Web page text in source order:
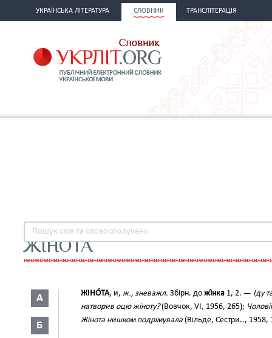
УКРАЇНСЬКА ЛІТЕРАТУРА СЛОВНИК ТРАНСЛІТЕРАЦІЯ
ЖІНОТА
А
Б
ЖІНО́ТА, и, ж., зневажл. Збірн. до жі́нка 1, 2. — Іду
натворив оцю жіноту?(Вовчок, VI, 1956, 265);
Жінота нишком подрімувала (Вільде, Сестри.., 1958,